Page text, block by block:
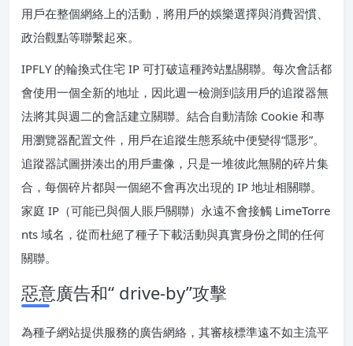
用戶在整個網絡上的活動，將用戶的娛樂選擇與消費習慣、
政治觀點等聯繫起來。
IPFLY 的輪換式住宅 IP 可打破這種跨站點關聯。每次會話都
會使用一個全新的地址，因此週一檢測到該用戶的追蹤器無
法將其與週二的會話建立關聯。結合自動清除 Cookie 和專
用瀏覽器配置文件，用戶在追蹤生態系統中便變得“隱形”。
追蹤器試圖拼湊出的用戶畫像，只是一堆彼此無關的碎片集
合，每個碎片都與一個絕不會再次出現的 IP 地址相關聯。
家庭 IP（可能已與個人賬戶關聯）永遠不會接觸 LimeTorre
nts 域名，從而杜絕了種子下載活動與真實身份之間的任何
關聯。
惡意廣告和“ drive-by”攻擊
為種子網站提供服務的廣告網絡，其審核標準遠不如主流平